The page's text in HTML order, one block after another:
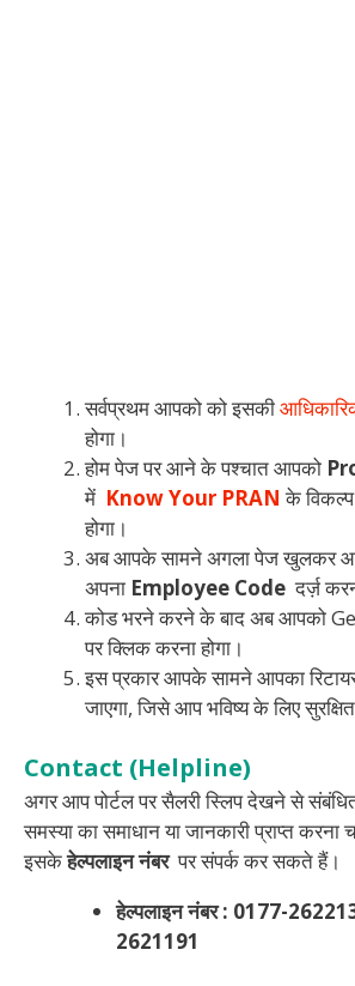
सर्वप्रथम आपको को इसकी
होगा।
होम पेज पर आने के पश्चात आपको
में Know Your PRAN के
होगा।
अब आपके सामने अगला पेज खुलकर
अपना Employee Code दर्ज़
कोड भरने करने के बाद अब आपको
पर क्लिक करना होगा।
इस प्रकार आपके सामने आपका
जाएगा, जिसे आप भविष्य के लिए
Contact (Helpline)
अगर आप पोर्टल पर सैलरी स्लिप देखने से
समस्या का समाधान या जानकारी प्राप्त करना
इसकेहेल्पलाइन नंबर पर संपर्क कर सकते हैं।
हेल्पलाइन नंबर : 0177-
2621191